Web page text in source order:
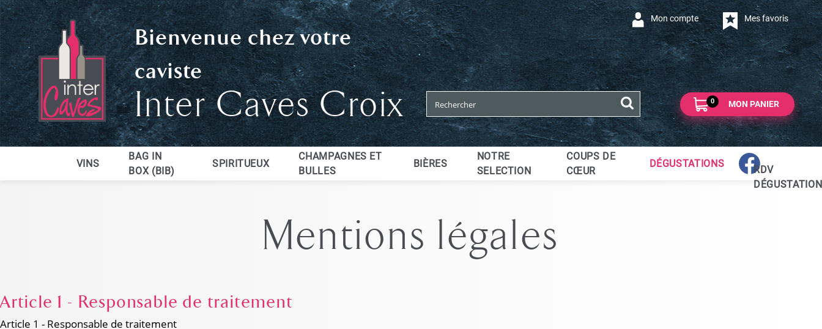
Mes favoris
Mon compte
Bienvenue chez votre
caviste
Inter Caves Croix MON PANIER
0
VINS
BAG IN
BOX (BIB)
SPIRITUEUX
CHAMPAGNES ET
BULLES
BIÈRES
NOTRE
SELECTION
COUPS DE
CŒUR
DÉGUSTATIONS
RDV
Mentions légales
Article 1 - Responsable de traitement
Article 1 - Responsable de traitement